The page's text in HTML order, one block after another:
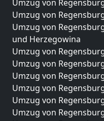
Umzug von
Umzug von
Umzug von
und Herzegowina
Umzug von
Umzug von
Umzug von
Umzug von
Umzug von
Umzug von